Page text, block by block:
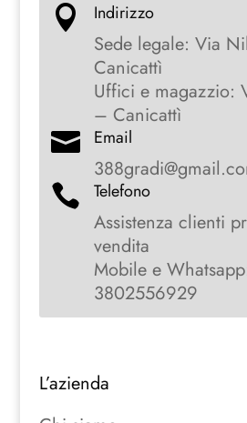
 Indirizzo
Sede legale: Via
Canicattì
Uffici e magazzio:
– Canicattì
 Email
 Telefono
Assistenza clienti
vendita
Mobile e
3802556929
L’azienda